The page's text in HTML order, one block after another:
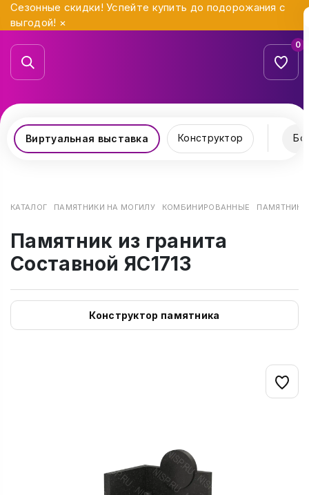
Сезонные скидки! Успейте купить до подорожания с
выгодой! ×
0
Виртуальная выставка Конструктор
КАТАЛОГ ПАМЯТНИКИ НА МОГИЛУ КОМБИНИРОВАННЫЕ ПАМЯТНИК
Памятник из гранита
Составной ЯС1713
Конструктор памятника